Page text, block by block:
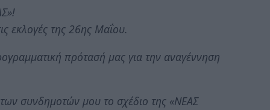
εκλογές της 26ης Μαΐου.
πρότασή μας για την αναγέννηση
συνδημοτών μου το σχέδιο της «ΝΕΑΣ